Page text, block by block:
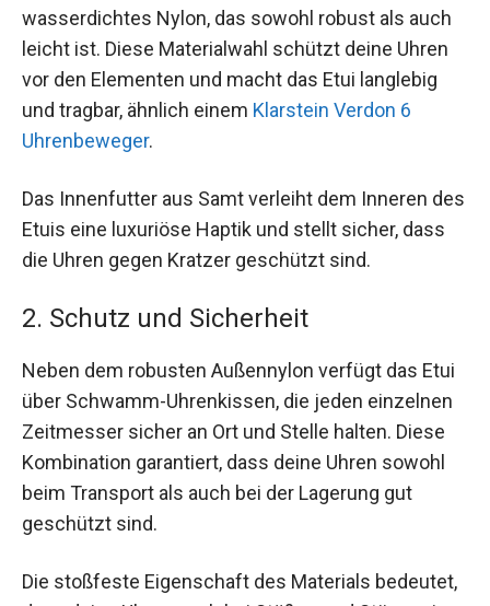
wasserdichtes Nylon, das sowohl robust als auch
leicht ist. Diese Materialwahl schützt deine Uhren
vor den Elementen und macht das Etui langlebig
und tragbar, ähnlich einem Klarstein Verdon 6
Uhrenbeweger.
Das Innenfutter aus Samt verleiht dem Inneren des
Etuis eine luxuriöse Haptik und stellt sicher, dass
die Uhren gegen Kratzer geschützt sind.
2. Schutz und Sicherheit
Neben dem robusten Außennylon verfügt das Etui
über Schwamm-Uhrenkissen, die jeden einzelnen
Zeitmesser sicher an Ort und Stelle halten. Diese
Kombination garantiert, dass deine Uhren sowohl
beim Transport als auch bei der Lagerung gut
geschützt sind.
Die stoßfeste Eigenschaft des Materials bedeutet,